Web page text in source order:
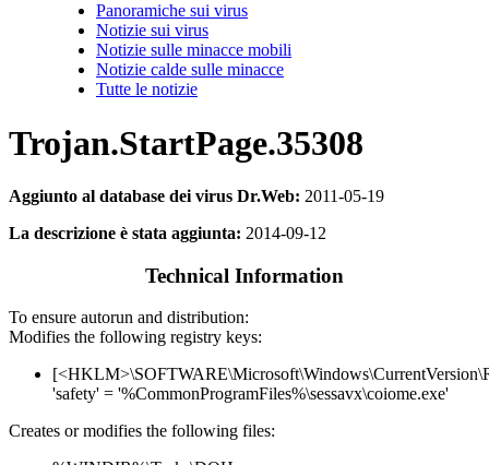
Panoramiche sui virus
Notizie sui virus
Notizie sulle minacce mobili
Notizie calde sulle minacce
Tutte le notizie
Trojan.StartPage.35308
Aggiunto al database dei virus Dr.Web: 2011-05-19
La descrizione è stata aggiunta: 2014-09-12
Technical Information
To ensure autorun and distribution:
Modifies the following registry keys:
'safety' = '%CommonProgramFiles%\sessavx\coiome.exe'
Creates or modifies the following files: